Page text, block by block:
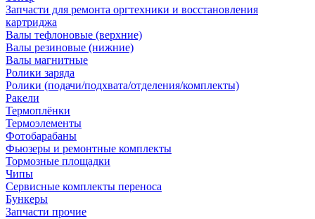
Запчасти для ремонта оргтехники и восстановления
картриджа
Валы тефлоновые (верхние)
Валы резиновые (нижние)
Валы магнитные
Ролики заряда
Ролики (подачи/подхвата/отделения/комплекты)
Ракели
Термоплёнки
Термоэлементы
Фотобарабаны
Фьюзеры и ремонтные комплекты
Тормозные площадки
Чипы
Сервисные комплекты переноса
Бункеры
Запчасти прочие